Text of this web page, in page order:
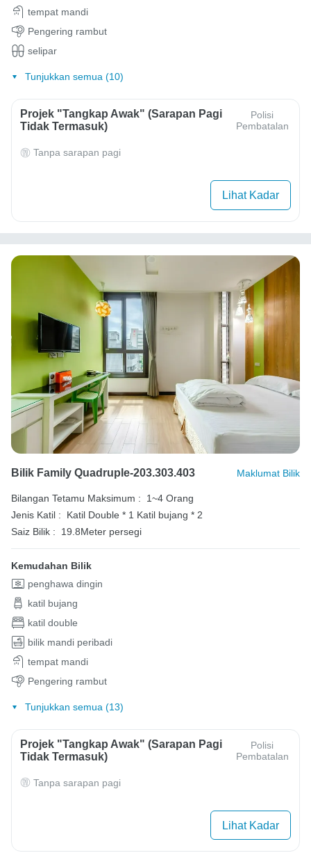
tempat mandi
Pengering rambut
selipar
Tunjukkan semua (10)
Projek "Tangkap Awak" (Sarapan Pagi
Tidak Termasuk)
Polisi
Pembatalan
Tanpa sarapan pagi
Lihat Kadar
Bilik Family Quadruple-203.303.403 Maklumat Bilik
Bilangan Tetamu Maksimum :
1~4 Orang
Jenis Katil :
Katil Double * 1 Katil bujang * 2
Saiz Bilik :
19.8Meter persegi
Kemudahan Bilik
penghawa dingin
katil bujang
katil double
bilik mandi peribadi
tempat mandi
Pengering rambut
Tunjukkan semua (13)
Projek "Tangkap Awak" (Sarapan Pagi
Tidak Termasuk)
Polisi
Pembatalan
Tanpa sarapan pagi
Lihat Kadar